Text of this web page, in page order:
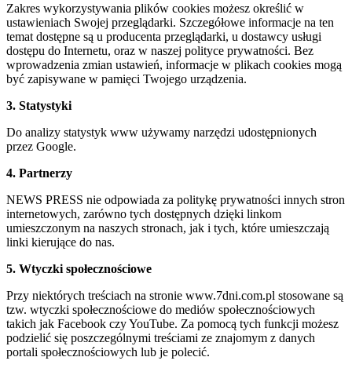
Zakres wykorzystywania plików cookies możesz określić w
ustawieniach Swojej przeglądarki. Szczegółowe informacje na ten
temat dostępne są u producenta przeglądarki, u dostawcy usługi
dostępu do Internetu, oraz w naszej polityce prywatności. Bez
wprowadzenia zmian ustawień, informacje w plikach cookies mogą
być zapisywane w pamięci Twojego urządzenia.
3. Statystyki
Do analizy statystyk www używamy narzędzi udostępnionych
przez Google.
4. Partnerzy
NEWS PRESS nie odpowiada za politykę prywatności innych stron
internetowych, zarówno tych dostępnych dzięki linkom
umieszczonym na naszych stronach, jak i tych, które umieszczają
linki kierujące do nas.
5. Wtyczki społecznościowe
Przy niektórych treściach na stronie www.7dni.com.pl stosowane są
tzw. wtyczki społecznościowe do mediów społecznościowych
takich jak Facebook czy YouTube. Za pomocą tych funkcji możesz
podzielić się poszczególnymi treściami ze znajomym z danych
portali społecznościowych lub je polecić.